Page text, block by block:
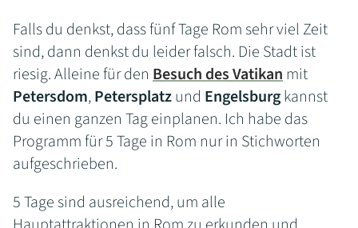
Falls du denkst, dass fünf Tage Rom sehr viel Zeit
sind, dann denkst du leider falsch. Die Stadt ist
riesig. Alleine für den Besuch des Vatikanmit
Petersdom,Petersplatzund Engelsburgkannst
du einen ganzen Tag einplanen. Ich habe das
Programm für 5 Tage in Rom nur in Stichworten
aufgeschrieben.
5 Tage sind ausreichend, um alle